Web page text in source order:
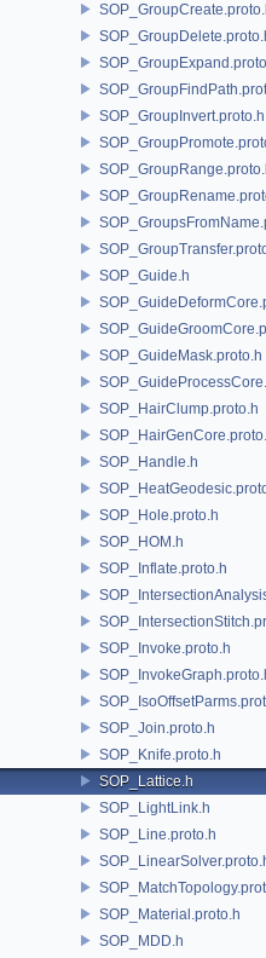
SOP_GroupInvert.proto.h
SOP_Guide.h
SOP_GuideMask.proto.h
SOP_HairClump.proto.h
SOP_Handle.h
SOP_Hole.proto.h
SOP_HOM.h
SOP_Inflate.proto.h
SOP_Invoke.proto.h
SOP_Join.proto.h
SOP_Knife.proto.h
SOP_Lattice.h
SOP_LightLink.h
SOP_Line.proto.h
SOP_Material.proto.h
SOP_MDD.h